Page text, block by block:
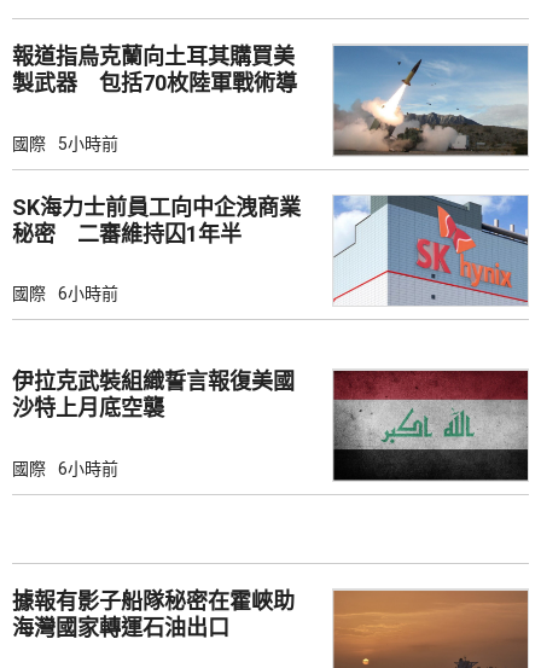
報道指烏克蘭向土耳其購買美
製武器 包括70枚陸軍戰術導
國際 5小時前
SK海力士前員工向中企洩商業
秘密 二審維持囚1年半
國際 6小時前
伊拉克武裝組織誓言報復美國
沙特上月底空襲
國際 6小時前
據報有影子船隊秘密在霍峽助
海灣國家轉運石油出口